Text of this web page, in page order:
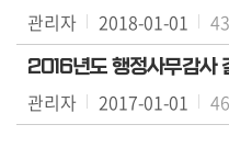
이
용
안
내
관리자 2018-01-01
2016년도 행정사무감사
관리자 2017-01-01